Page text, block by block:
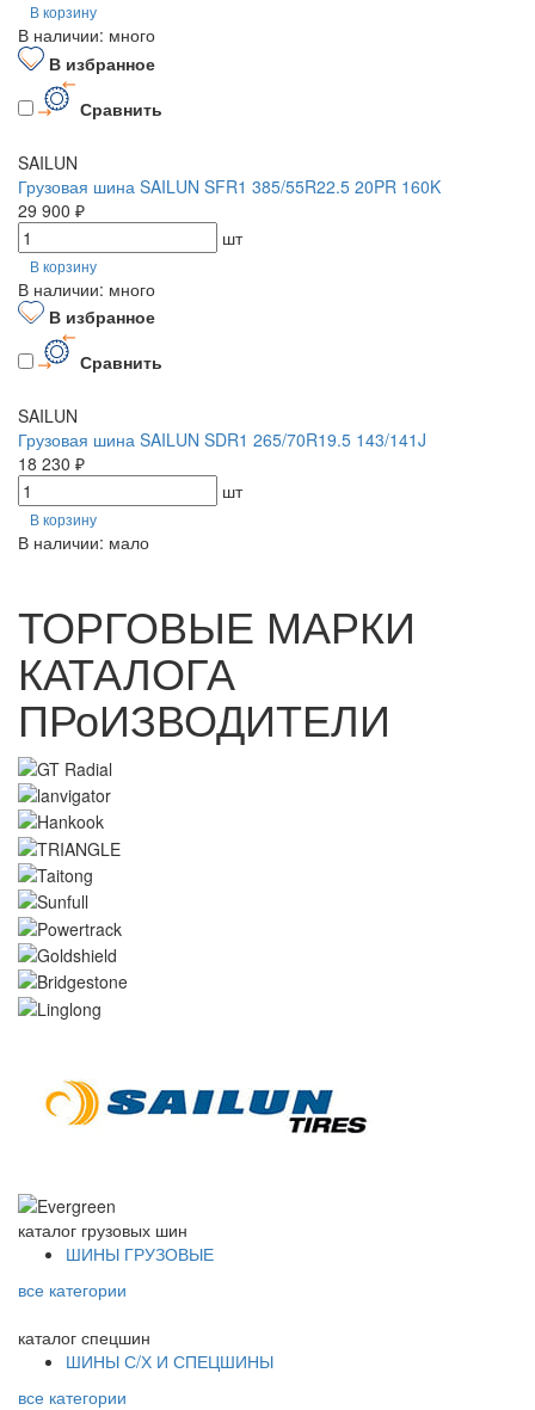
В корзину
В наличии: много
В избранное
Сравнить
SAILUN
Грузовая шина SAILUN SFR1 385/55R22.5 20PR 160K
29 900 ₽
шт
В корзину
В наличии: много
В избранное
Сравнить
SAILUN
Грузовая шина SAILUN SDR1 265/70R19.5 143/141J
18 230 ₽
шт
В корзину
В наличии: мало
ТОРГОВЫЕ МАРКИ
КАТАЛОГА
ПРоИЗВОДИТЕЛИ
каталог грузовых шин
ШИНЫ ГРУЗОВЫЕ
все категории
каталог спецшин
ШИНЫ С/Х И СПЕЦШИНЫ
все категории